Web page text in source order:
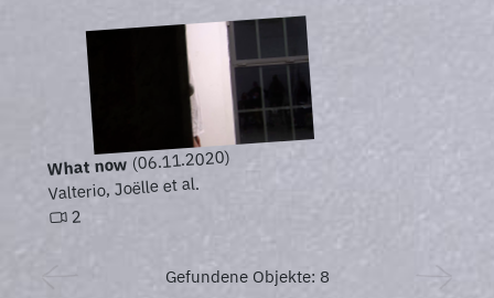
What now(06.11.2020)
Valterio, Joëlle et al.
2
Gefundene Objekte: 8